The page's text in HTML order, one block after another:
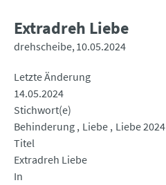
Extradreh Liebe
drehscheibe 10.05.2024
Letzte Änderung
14.05.2024
Stichwort(e)
Behinderung Liebe Liebe 2024
Titel
Extradreh Liebe
In